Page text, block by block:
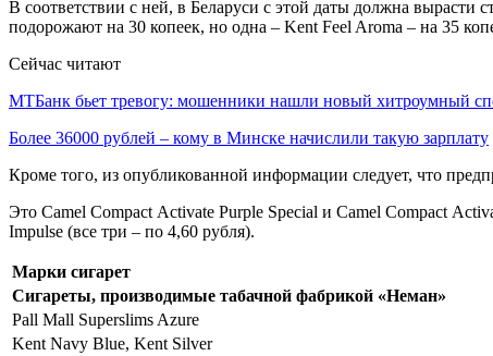
В соответствии с ней, в Беларуси с этой даты должна
подорожают на 30 копеек, но одна – Kent Feel Aroma – на 35
Сейчас читают
МТБанк бьет тревогу: мошенники нашли новый хитроумный
Более 36000 рублей – кому в Минске начислили такую зарплату
Кроме того, из опубликованной информации следует, что
Это Camel Compact Аctivate Purple Special и Camel Compact
Impulse (все три – по 4,60 рубля).
Марки сигарет
Сигареты, производимые табачной фабрикой «Неман»
Pall Mall Superslims Azure
Kent Navy Blue, Kent Silver